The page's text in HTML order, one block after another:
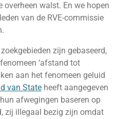
overheen walst. En we hopen
van de RVE-commissie
zijn gebaseerd,
‘afstand tot
aan het fenomeen geluid
van Stateheeft aangegeven
afwegingen baseren op
zij illegaal bezig zijn omdat